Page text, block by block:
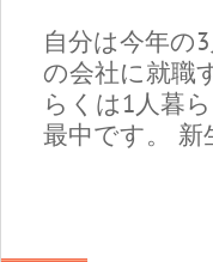
自分は今年の
の会社に就職
らくは1人暮
最中です。